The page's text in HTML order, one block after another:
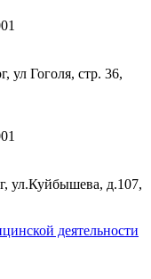
ул Гоголя, стр. 36,
ул.Куйбышева, д.107,
деятельности